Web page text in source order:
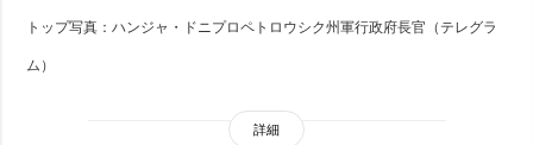
トップ写真：ハンジャ・ドニプロペトロウシク州軍行政府長官（テレグラ
ム）
詳細